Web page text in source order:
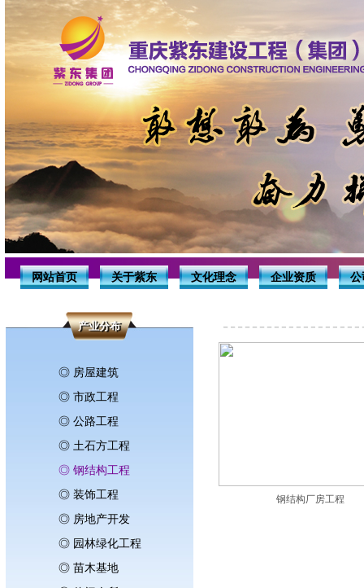
网站首页 关于紫东 文化理念 企业资质 公
产业分布
◎ 房屋建筑
◎ 市政工程
◎ 公路工程
◎ 土石方工程
◎ 钢结构工程
◎ 装饰工程
◎ 房地产开发
◎ 园林绿化工程
◎ 苗木基地
钢结构厂房工程